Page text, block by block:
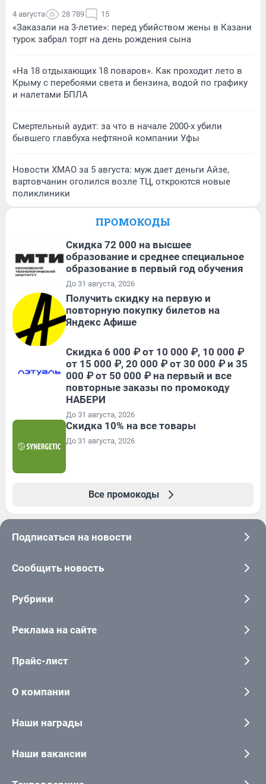
4 августа 28 789 15
«Заказали на 3-летие»: перед убийством жены в Казани
турок забрал торт на день рождения сына
«На 18 отдыхающих 18 поваров». Как проходит лето в
Крыму с перебоями света и бензина, водой по графику
и налетами БПЛА
Смертельный аудит: за что в начале 2000-х убили
бывшего главбуха нефтяной компании Уфы
Новости ХМАО за 5 августа: муж дает деньги Айзе,
вартовчанин оголился возле ТЦ, откроются новые
поликлиники
ПРОМОКОДЫ
Скидка 72 000 на высшее
образование и среднее специальное
образование в первый год обучения
До 31 августа, 2026
Получить скидку на первую и
повторную покупку билетов на
Яндекс Афише
Скидка 6 000 ₽ от 10 000 ₽, 10 000 ₽
от 15 000 ₽, 20 000 ₽ от 30 000 ₽ и 35
000 ₽ от 50 000 ₽ на первый и все
повторные заказы по промокоду
НАБЕРИ
До 31 августа, 2026
Скидка 10% на все товары
До 31 августа, 2026
Все промокоды
Подписаться на новости
Сообщить новость
Рубрики
Реклама на сайте
Прайс-лист
О компании
Наши награды
Наши вакансии